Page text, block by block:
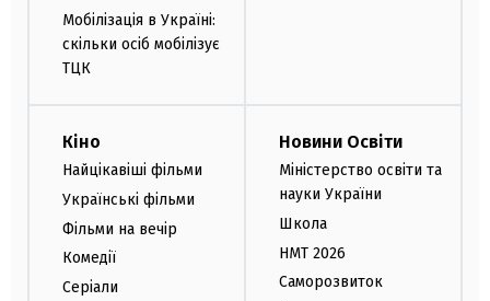
Мобілізація в Україні:
скільки осіб мобілізує
ТЦК
Кіно
Найцікавіші фільми
Українські фільми
Фільми на вечір
Комедії
Серіали
Новини Освіти
Міністерство освіти та
науки України
Школа
НМТ 2026
Саморозвиток